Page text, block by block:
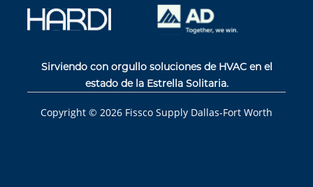
Sirviendo con orgullo soluciones de HVAC en el
estado de la Estrella Solitaria.
Copyright © 2026 Fissco Supply Dallas-Fort Worth